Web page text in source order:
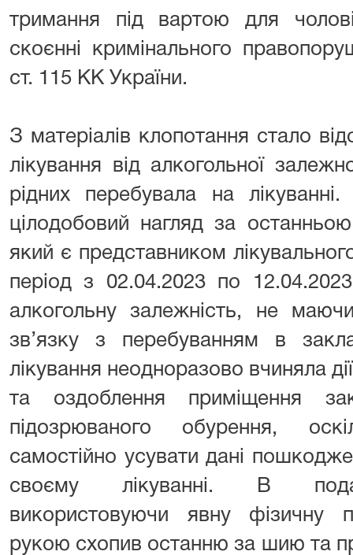
тримання під вартою для
скоєнні кримінального
ст. 115 КК України.
З матеріалів клопотання стало
лікування від алкогольної
рідних перебувала на
цілодобовий нагляд за
який є представником
період з 02.04.2023 по
алкогольну залежність, не
зв’язку з перебуванням в
лікування неодноразово вчиняла
та оздоблення приміщення
підозрюваного обурення,
самостійно усувати дані
своєму лікуванні. В
використовуючи явну фізичну
рукою схопив останню за шию та